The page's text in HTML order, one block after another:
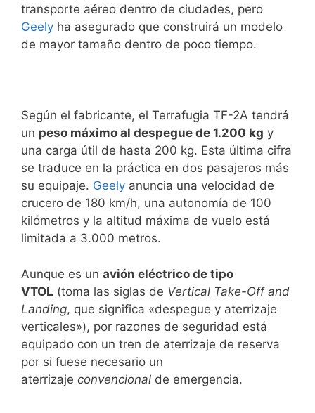
transporte aéreo dentro de ciudades, pero
Geely ha asegurado que construirá un modelo
de mayor tamaño dentro de poco tiempo.
Según el fabricante, el Terrafugia TF-2A tendrá
un peso máximo al despegue de 1.200 kg y
una carga útil de hasta 200 kg. Esta última cifra
se traduce en la práctica en dos pasajeros más
su equipaje. Geely anuncia una velocidad de
crucero de 180 km/h, una autonomía de 100
kilómetros y la altitud máxima de vuelo está
limitada a 3.000 metros.
Aunque es un avión eléctrico de tipo
VTOL (toma las siglas de Vertical Take-Off and
Landing, que significa «despegue y aterrizaje
verticales»), por razones de seguridad está
equipado con un tren de aterrizaje de reserva
por si fuese necesario un
aterrizaje convencional de emergencia.